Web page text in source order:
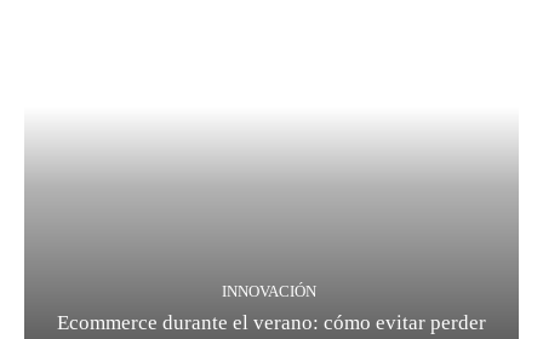
INNOVACIÓN
Ecommerce durante el verano: cómo evitar perder